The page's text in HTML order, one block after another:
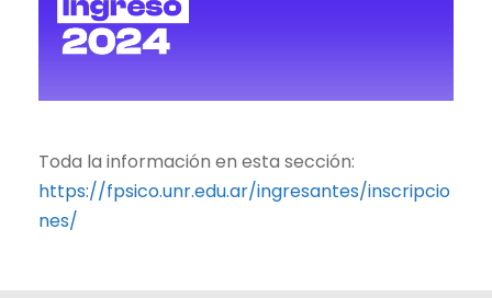
Toda la información en esta sección:
https://fpsico.unr.edu.ar/ingresantes/inscripcio
nes/